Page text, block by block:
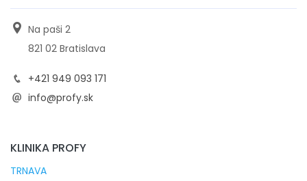
Na paši 2
821 02 Bratislava
+421 949 093 171
info@profy.sk
KLINIKA PROFY
TRNAVA